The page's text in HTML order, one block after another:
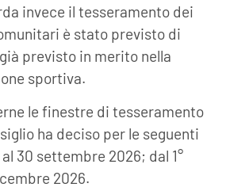
invece il tesseramento dei
è stato previsto di
previsto in merito nella
sportiva.
le finestre di tesseramento
ha deciso per le seguenti
30 settembre 2026; dal 1°
2026.